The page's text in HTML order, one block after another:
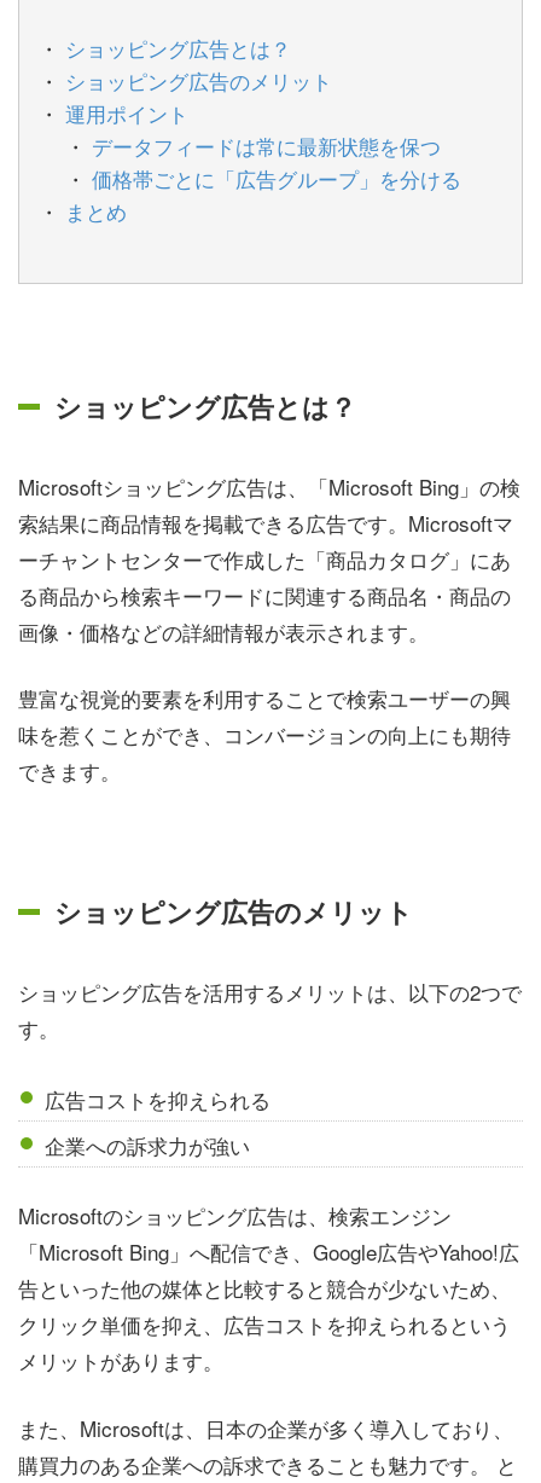
ショッピング広告とは？
ショッピング広告のメリット
運用ポイント
データフィードは常に最新状態を保つ
価格帯ごとに「広告グループ」を分ける
まとめ
ショッピング広告とは？
Microsoftショッピング広告は、「Microsoft Bing」の検
索結果に商品情報を掲載できる広告です。Microsoftマ
ーチャントセンターで作成した「商品カタログ」にあ
る商品から検索キーワードに関連する商品名・商品の
画像・価格などの詳細情報が表示されます。
豊富な視覚的要素を利用することで検索ユーザーの興
味を惹くことができ、コンバージョンの向上にも期待
できます。
ショッピング広告のメリット
ショッピング広告を活用するメリットは、以下の2つで
す。
広告コストを抑えられる
企業への訴求力が強い
Microsoftのショッピング広告は、検索エンジン
「Microsoft Bing」へ配信でき、Google広告やYahoo!広
告といった他の媒体と比較すると競合が少ないため、
クリック単価を抑え、広告コストを抑えられるという
メリットがあります。
また、Microsoftは、日本の企業が多く導入しており、
購買力のある企業への訴求できることも魅力です。 と